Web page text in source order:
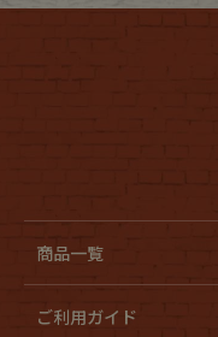
商品一覧
ご利用ガイド